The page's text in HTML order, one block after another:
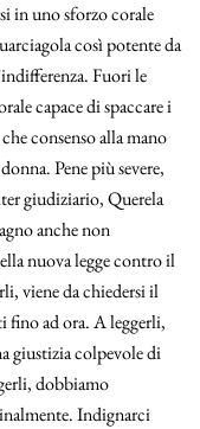
in uno sforzo corale
così potente da
Fuori le
capace di spaccare i
consenso alla mano
Pene più severe,
giudiziario, Querela
anche non
nuova legge contro il
viene da chiedersi il
fino ad ora. A leggerli,
giustizia colpevole di
dobbiamo
Indignarci